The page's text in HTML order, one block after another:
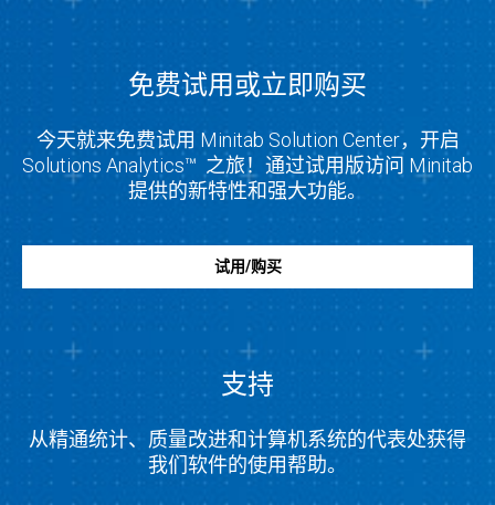
免费试用或立即购买
今天就来免费试用 Minitab Solution Center，开启
Solutions Analytics™ 之旅！通过试用版访问 Minitab
提供的新特性和强大功能。
试用/购买
支持
从精通统计、质量改进和计算机系统的代表处获得
我们软件的使用帮助。